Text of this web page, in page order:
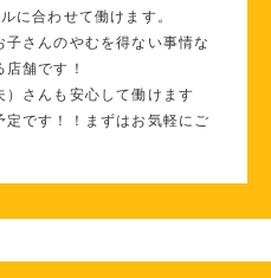
に合わせて働けます。
さんのやむを得ない事情な
舗です！
さんも安心して働けます
です！！まずはお気軽にご